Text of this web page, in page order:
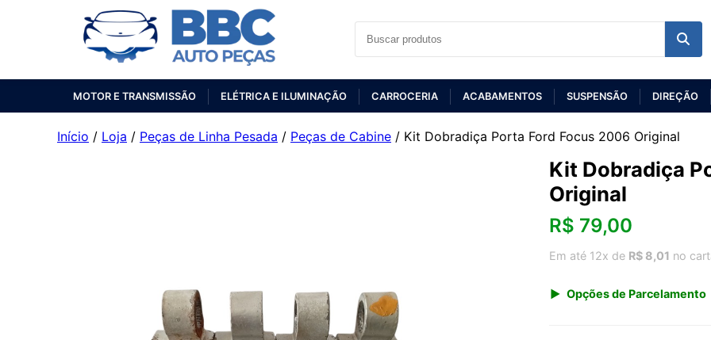
MOTOR E TRANSMISSÃO ELÉTRICA E ILUMINAÇÃO CARROCERIA ACABAMENTOS SUSPENSÃO DIREÇÃO
Início / Loja / Peças de Linha Pesada / Peças de Cabine / Kit Dobradiça Porta Ford Focus 2006 Original
Kit Dobradiça
Original
R$ 79,00
Em até 12x de R$ 8,01 no
Opções de Parcelamento